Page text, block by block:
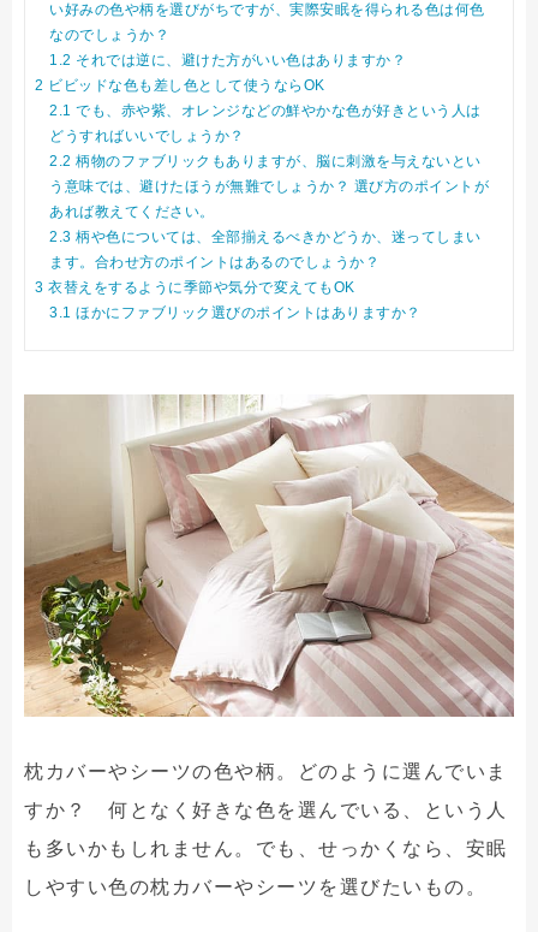
い好みの色や柄を選びがちですが、実際安眠を得られる色は何色
なのでしょうか？
1.2 それでは逆に、避けた方がいい色はありますか？
2 ビビッドな色も差し色として使うならOK
2.1 でも、赤や紫、オレンジなどの鮮やかな色が好きという人は
どうすればいいでしょうか？
2.2 柄物のファブリックもありますが、脳に刺激を与えないとい
う意味では、避けたほうが無難でしょうか？ 選び方のポイントが
あれば教えてください。
2.3 柄や色については、全部揃えるべきかどうか、迷ってしまい
ます。合わせ方のポイントはあるのでしょうか？
3 衣替えをするように季節や気分で変えてもOK
3.1 ほかにファブリック選びのポイントはありますか？
枕カバーやシーツの色や柄。どのように選んでいま
すか？ 何となく好きな色を選んでいる、という人
も多いかもしれません。でも、せっかくなら、安眠
しやすい色の枕カバーやシーツを選びたいもの。